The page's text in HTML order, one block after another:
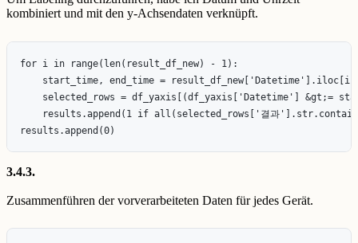
kombiniert und mit den y-Achsendaten verknüpft.
for i in range(len(result_df_new) - 1):
start_time, end_time =
selected_rows = df_yaxis[(df_yaxis['Datetime'] &gt;=
results.append(1 if all(selected_rows['결과
3.4.3.
Zusammenführen der vorverarbeiteten Daten für jedes Gerät.